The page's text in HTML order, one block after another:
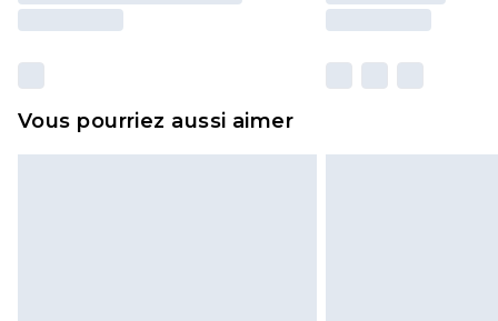
Vous pourriez aussi aimer